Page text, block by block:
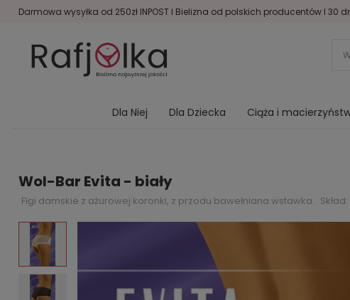
Darmowa wysyłka od 250zł INPOST I Bielizna od polskich producentów I 30
Dla Niej Dla Dziecka Ciąża i
Wol-Bar Evita - biały
Figi damskie z ażurowej koronki, z przodu bawełniana wstawka.